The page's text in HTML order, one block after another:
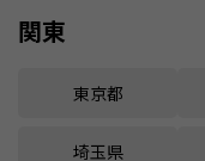
関東
東京都
埼玉県